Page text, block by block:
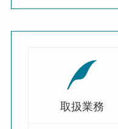
取扱業務